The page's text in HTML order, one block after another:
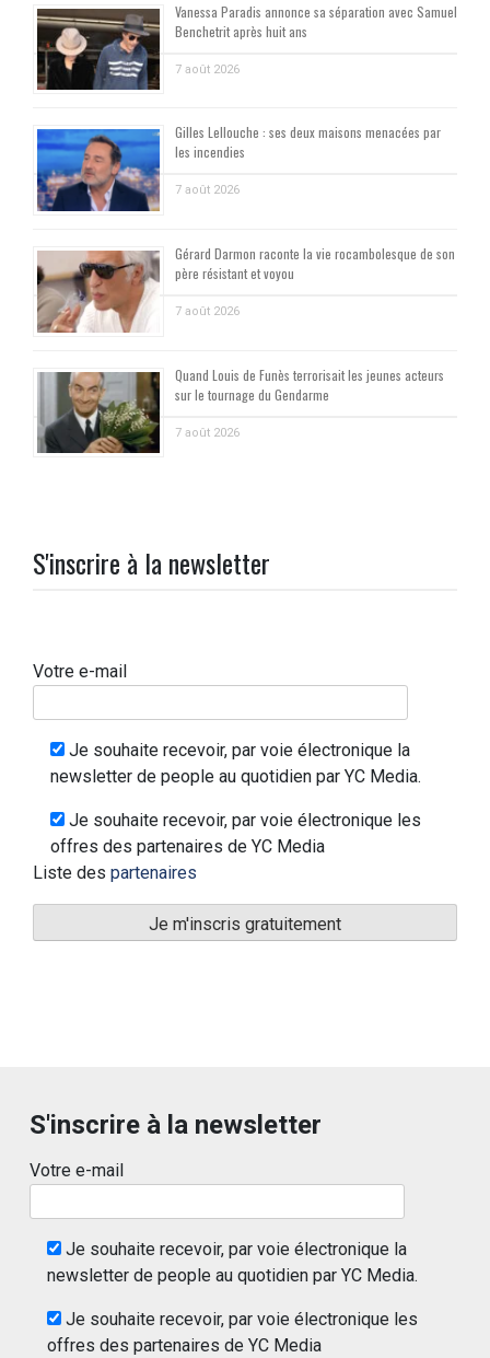
Vanessa Paradis annonce sa séparation avec Samuel
Benchetrit après huit ans
7 août 2026
Gilles Lellouche : ses deux maisons menacées par
les incendies
7 août 2026
Gérard Darmon raconte la vie rocambolesque de son
père résistant et voyou
7 août 2026
Quand Louis de Funès terrorisait les jeunes acteurs
sur le tournage du Gendarme
7 août 2026
S'inscrire à la newsletter
Votre e-mail
Je souhaite recevoir, par voie électronique la
newsletter de people au quotidien par YC Media.
Je souhaite recevoir, par voie électronique les
offres des partenaires de YC Media
Liste des partenaires
S'inscrire à la newsletter
Votre e-mail
Je souhaite recevoir, par voie électronique la
newsletter de people au quotidien par YC Media.
Je souhaite recevoir, par voie électronique les
offres des partenaires de YC Media